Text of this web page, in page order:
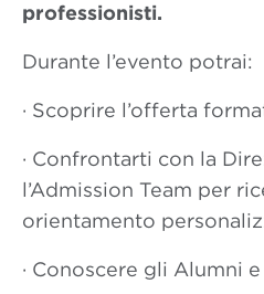
professionisti.
Durante l’evento potrai:
· Scoprire l’offerta
· Confrontarti con la
l’Admission Team per
orientamento
· Conoscere gli Alumni